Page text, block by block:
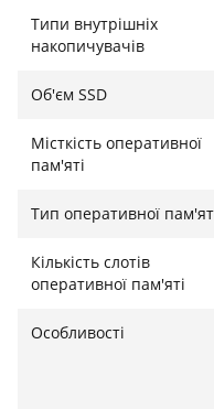
Type-C з підтримкою
три порти USB 3.2,
бездротове з'єднання.
Типи внутрішніх
накопичувачів
Об'єм SSD
Місткість оперативної
пам'яті
Тип оперативної
Кількість слотів
оперативної пам'яті
Особливості